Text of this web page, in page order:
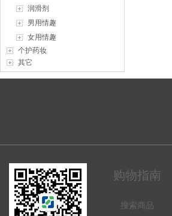
润滑剂
男用情趣
女用情趣
个护药妆
其它
购物指南
搜索商品